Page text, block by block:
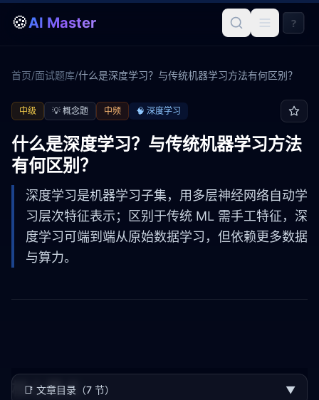
🍪AI Master ?
首页/面试题库/什么是深度学习？与传统机器学习方法有何区别？
中级 💡 概念题 中频 🧠 深度学习
什么是深度学习？与传统机器学习方法
有何区别？
深度学习是机器学习子集，用多层神经网络自动学
习层次特征表示；区别于传统 ML 需手工特征，深
度学习可端到端从原始数据学习，但依赖更多数据
与算力。
📑 文章目录（7 节） ▼
核心要点